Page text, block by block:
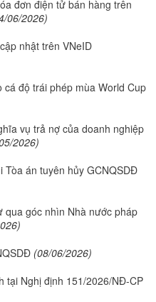
đơn điện tử bán hàng trên
06/2026)
nhật trên VNeID
độ trái phép mùa World Cup
vụ trả nợ của doanh nghiệp
2026)
án tuyên hủy GCNQSDĐ
qua góc nhìn Nhà nước pháp
(08/06/2026)
tại Nghị định 151/2026/NĐ-CP